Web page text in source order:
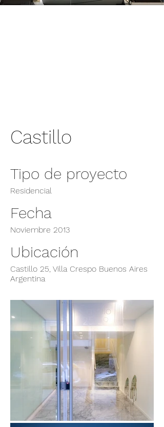
Castillo
Tipo de proyecto
Residencial
Fecha
Noviembre 2013
Ubicación
Castillo 25, Villa Crespo Buenos Aires
Argentina